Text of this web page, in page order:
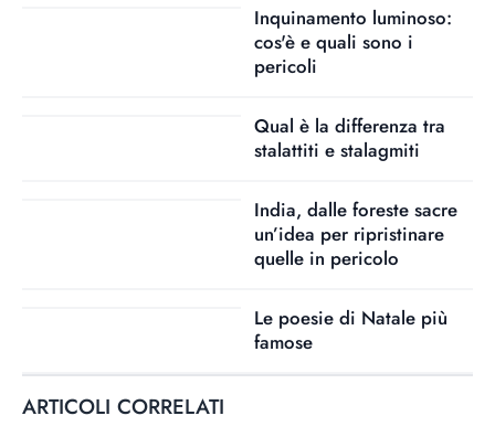
Inquinamento luminoso:
cos'è e quali sono i
pericoli
Qual è la differenza tra
stalattiti e stalagmiti
India, dalle foreste sacre
un’idea per ripristinare
quelle in pericolo
Le poesie di Natale più
famose
ARTICOLI CORRELATI